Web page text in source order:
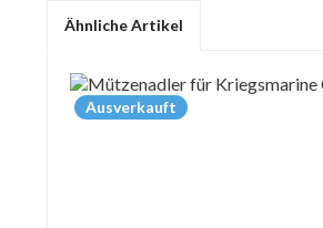
Ähnliche Artikel
Ausverkauft